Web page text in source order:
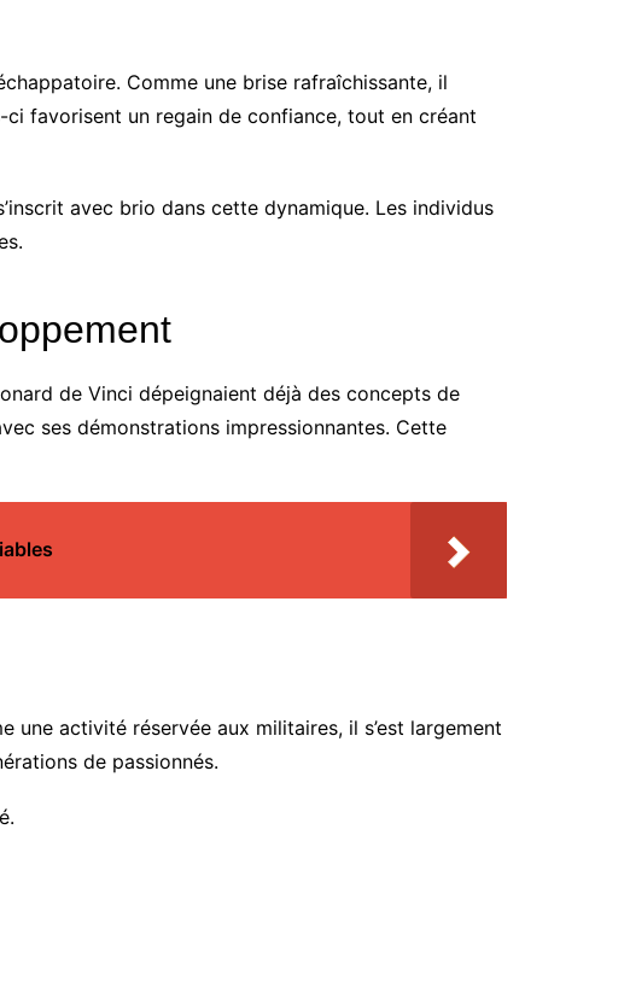
Comme une brise rafraîchissante, il
favorisent un regain de confiance, tout en créant
avec brio dans cette dynamique. Les individus
de Vinci dépeignaient déjà des concepts de
ses démonstrations impressionnantes. Cette
une activité réservée aux militaires, il s’est largement
de passionnés.